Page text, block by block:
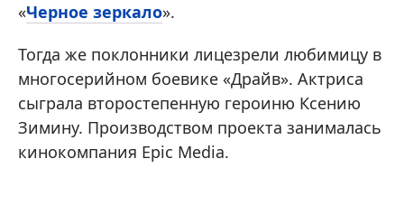
«Черное зеркало».
Тогда же поклонники лицезрели любимицу в
многосерийном боевике «Драйв». Актриса
сыграла второстепенную героиню Ксению
Зимину. Производством проекта занималась
кинокомпания Epic Media.